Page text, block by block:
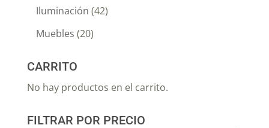
Iluminación (42)
Muebles (20)
CARRITO
No hay productos en el carrito.
FILTRAR POR PRECIO